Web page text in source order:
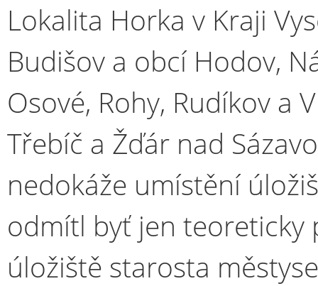
Lokalita Horka v Kraji
Budišov a obcí Hodov,
Osové, Rohy, Rudíkov a
Třebíč a Žďár nad
nedokáže umístění
odmítl byť jen
úložiště starosta